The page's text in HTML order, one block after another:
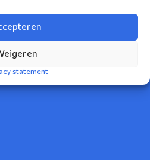
statement
Ensemble